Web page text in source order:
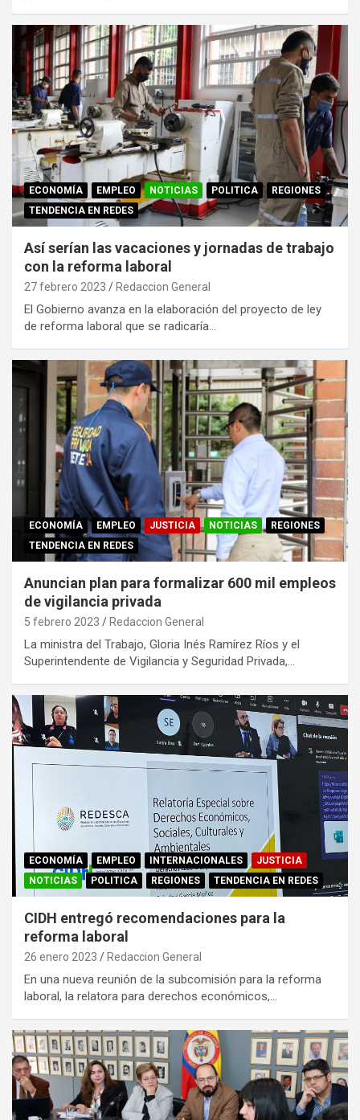
ECONOMÍA EMPLEO NOTICIAS POLITICA
REGIONES
TENDENCIA EN REDES
Así serían las vacaciones y jornadas de trabajo
con la reforma laboral
27 febrero 2023 Redaccion General
El Gobierno avanza en la elaboración del proyecto de ley
de reforma laboral que se radicaría…
ECONOMÍA EMPLEO JUSTICIA NOTICIAS
REGIONES
TENDENCIA EN REDES
Anuncian plan para formalizar 600 mil empleos
de vigilancia privada
5 febrero 2023 Redaccion General
La ministra del Trabajo, Gloria Inés Ramírez Ríos y el
Superintendente de Vigilancia y Seguridad Privada,…
ECONOMÍA EMPLEO INTERNACIONALES
JUSTICIA
NOTICIAS
POLITICA REGIONES TENDENCIA EN REDES
CIDH entregó recomendaciones para la
reforma laboral
26 enero 2023 Redaccion General
En una nueva reunión de la subcomisión para la reforma
laboral, la relatora para derechos económicos,…